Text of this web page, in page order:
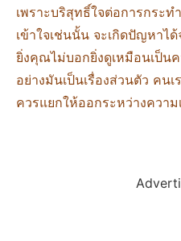
เพราะบริสุทธิ์ใจต่อการกระ
เข้าใจเช่นนั้น จะเกิดปัญหาไ
ยิ่งคุณไม่บอกยิ่งดูเหมือนเป็น
อย่างมันเป็นเรื่องส่วนตัว คน
ควรแยกให้ออกระหว่างควา